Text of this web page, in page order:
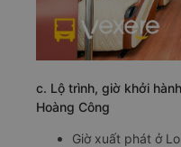
c. Lộ trình, giờ khởi
Hoàng Công
Giờ xuất phát ở